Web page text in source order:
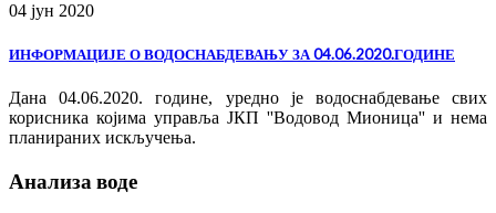
04 јун 2020
ИНФОРМАЦИЈЕ О ВОДОСНАБДЕВАЊУ ЗА 04.06.2020.ГОДИНЕ
Дана 04.06.2020. године, уредно је водоснабдевање свих
корисника којима управља ЈКП ''Водовод Мионица'' и нема
планираних искључења.
Анализа воде